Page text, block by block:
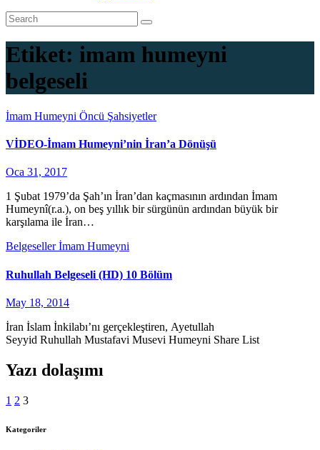
Etiket: imam humeyni
belgeseli
İmam Humeyni Öncü Şahsiyetler
VİDEO-İmam Humeyni’nin İran’a Dönüşü
Oca 31, 2017
1 Şubat 1979’da Şah’ın İran’dan kaçmasının ardından İmam
Humeynî(r.a.), on beş yıllık bir sürgünün ardından büyük bir
karşılama ile İran…
Belgesellerİmam Humeyni
Ruhullah Belgeseli (HD) 10 Bölüm
May 18, 2014
İran İslam İnkilabı’nı gerçekleştiren, Ayetullah
Seyyid Ruhullah Mustafavi Musevi Humeyni Share List
Yazı dolaşımı
1 2 3
Kategoriler